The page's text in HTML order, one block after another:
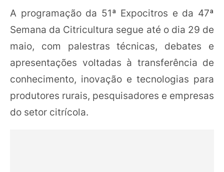
A programação da 51ª Expocitros e da 47ª
Semana da Citricultura segue até o dia 29 de
maio, com palestras técnicas, debates e
apresentações voltadas à transferência de
conhecimento, inovação e tecnologias para
produtores rurais, pesquisadores e empresas
do setor citrícola.